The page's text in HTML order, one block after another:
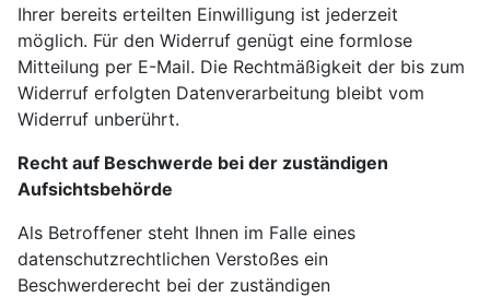
Ihrer bereits erteilten Einwilligung ist jederzeit
möglich. Für den Widerruf genügt eine formlose
Mitteilung per E-Mail. Die Rechtmäßigkeit der bis zum
Widerruf erfolgten Datenverarbeitung bleibt vom
Widerruf unberührt.
Recht auf Beschwerde bei der zuständigen
Aufsichtsbehörde
Als Betroffener steht Ihnen im Falle eines
datenschutzrechtlichen Verstoßes ein
Beschwerderecht bei der zuständigen